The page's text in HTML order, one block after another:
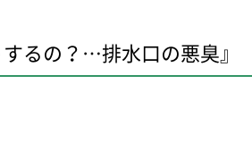
するの？…排水口の悪臭』